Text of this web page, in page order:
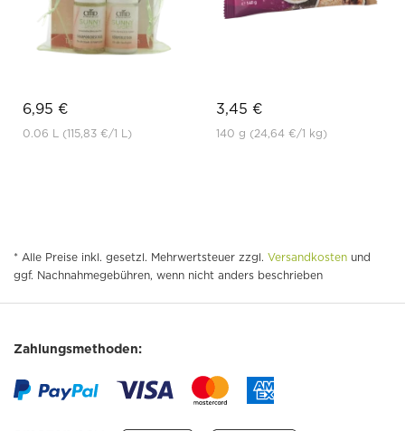
6,95 €
0.06 L (115,83 €/1 L)
3,45 €
140 g (24,64 €/1 kg)
* Alle Preise inkl. gesetzl. Mehrwertsteuer zzgl. Versandkosten und
ggf. Nachnahmegebühren, wenn nicht anders beschrieben
Zahlungsmethoden: